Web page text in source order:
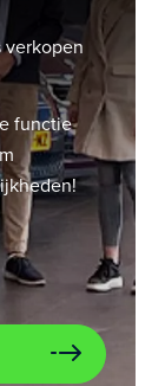
verkopen
functie